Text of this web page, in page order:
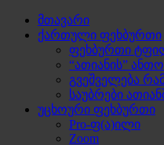
მთავარი
ქართული ფეხბურთი
ფეხბურთი
“ათიანის”
გვეშველება
საუბრები
უცხოური ფეხბურთი
Pro-ფ(ა)ილი
Zoom